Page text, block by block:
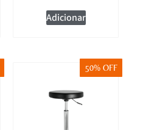
Adicionar
50% OFF